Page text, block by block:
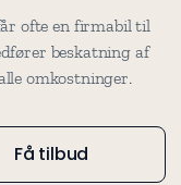
ofte en firmabil til
beskatning af
omkostninger.
Få tilbud